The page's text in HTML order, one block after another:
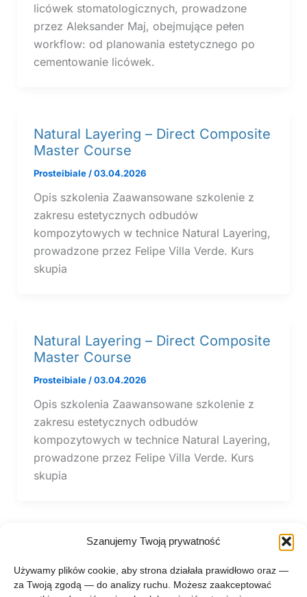
Szanujemy Twoją prywatność
Używamy plików cookie, aby strona działała prawidłowo oraz —
za Twoją zgodą — do analizy ruchu. Możesz zaakceptować
licówek stomatologicznych, prowadzone
przez Aleksander Maj, obejmujące pełen
workflow: od planowania estetycznego po
cementowanie licówek.
Natural Layering – Direct Composite
Master Course
Prosteibiale /03.04.2026
Opis szkolenia Zaawansowane szkolenie z
zakresu estetycznych odbudów
kompozytowych w technice Natural Layering,
prowadzone przez Felipe Villa Verde. Kurs
skupia
Natural Layering – Direct Composite
Master Course
Prosteibiale /03.04.2026
Opis szkolenia Zaawansowane szkolenie z
zakresu estetycznych odbudów
kompozytowych w technice Natural Layering,
prowadzone przez Felipe Villa Verde. Kurs
skupia